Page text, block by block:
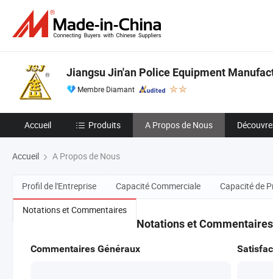
Jiangsu Jin'an Police Equipment
Membre Diamant
Accueil Produits A Propos de Nous
Accueil A Propos de Nous
Profil de l'Entreprise Capacité Commerciale Capacité de
Notations et Commentaires
Notations et Commentaires
Commentaires Généraux